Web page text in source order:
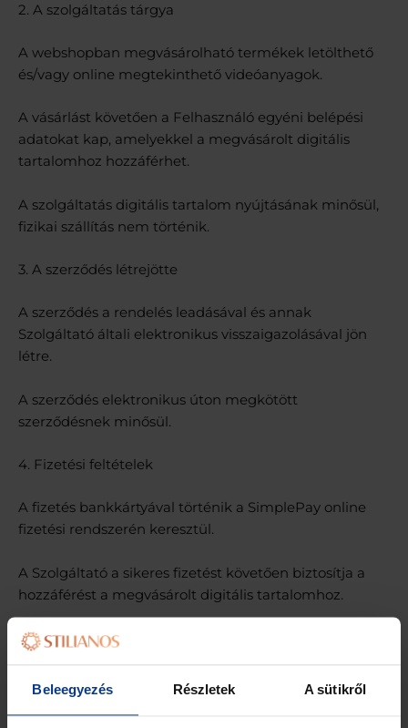
Beleegyezés Részletek A sütikről
2. A szolgáltatás tárgya
A webshopban megvásárolható termékek letölthető
és/vagy online megtekinthető videóanyagok.
A vásárlást követően a Felhasználó egyéni belépési
adatokat kap, amelyekkel a megvásárolt digitális
tartalomhoz hozzáférhet.
A szolgáltatás digitális tartalom nyújtásának minősül,
fizikai szállítás nem történik.
3. A szerződés létrejötte
A szerződés a rendelés leadásával és annak
Szolgáltató általi elektronikus visszaigazolásával jön
létre.
A szerződés elektronikus úton megkötött
szerződésnek minősül.
4. Fizetési feltételek
A fizetés bankkártyával történik a SimplePay online
fizetési rendszerén keresztül.
A Szolgáltató a sikeres fizetést követően biztosítja a
hozzáférést a megvásárolt digitális tartalomhoz.
5. Elállási jog
A fogyasztót a szerződés megkötésétől számított 14